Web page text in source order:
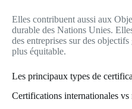
Elles contribuent aussi aux
durable des Nations Unies.
des entreprises sur des
plus équitable.
Les principaux types de
Certifications internationales vs